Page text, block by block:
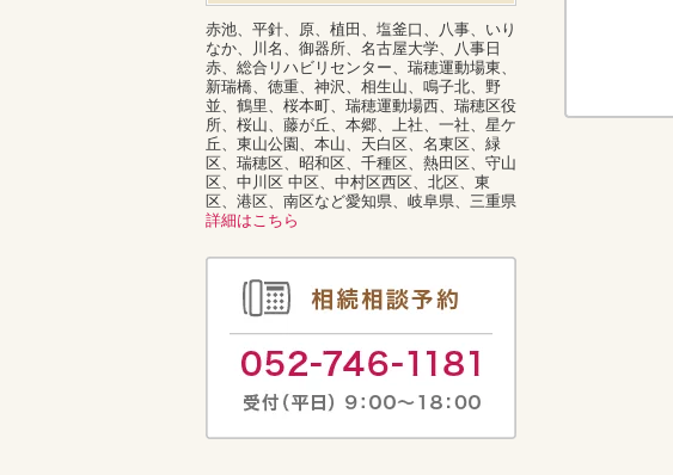
赤池、平針、原、植田、塩釜口、八事、いり
なか、川名、御器所、名古屋大学、八事日
赤、総合リハビリセンター、瑞穂運動場東、
新瑞橋、徳重、神沢、相生山、鳴子北、野
並、鶴里、桜本町、瑞穂運動場西、瑞穂区役
所、桜山、藤が丘、本郷、上社、一社、星ケ
丘、東山公園、本山、天白区、名東区、緑
区、瑞穂区、昭和区、千種区、熱田区、守山
区、中川区 中区、中村区西区、北区、東
区、港区、南区など愛知県、岐阜県、三重県
詳細はこちら